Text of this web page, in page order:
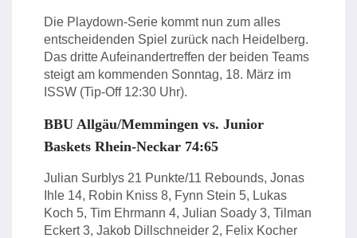
Die Playdown-Serie kommt nun zum alles
entscheidenden Spiel zurück nach Heidelberg.
Das dritte Aufeinandertreffen der beiden Teams
steigt am kommenden Sonntag, 18. März im
ISSW (Tip-Off 12:30 Uhr).
BBU Allgäu/Memmingen vs. Junior
Baskets Rhein-Neckar 74:65
Julian Surblys 21 Punkte/11 Rebounds, Jonas
Ihle 14, Robin Kniss 8, Fynn Stein 5, Lukas
Koch 5, Tim Ehrmann 4, Julian Soady 3, Tilman
Eckert 3, Jakob Dillschneider 2, Felix Kocher